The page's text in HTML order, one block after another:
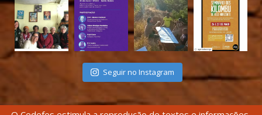
Seguir no Instagram